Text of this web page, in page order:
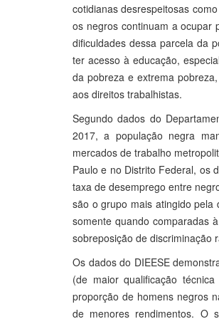
cotidianas desrespeitosas
os negros continuam a ocupar
dificuldades dessa parcela da
ter acesso à educação,
da pobreza e extrema
aos direitos trabalhistas.
Segundo dados do
2017, a população negra
mercados de trabalho
Paulo e no Distrito Federal, os
taxa de desemprego entre
são o grupo mais atingido pela
somente quando comparadas
sobreposição de discriminação
Os dados do DIEESE
(de maior qualificação
proporção de homens negros
de menores rendimentos. O